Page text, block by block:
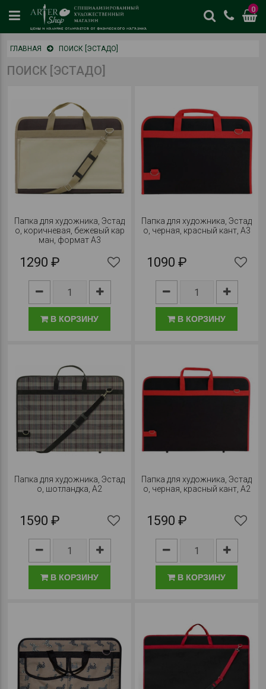
0
цены
магазина
ГЛАВНАЯ ПОИСК [ЭСТАДО]
ПОИСК [ЭСТАДО]
Папка для художника, Эстад
о, коричневая, бежевый кар
ман, формат А3
1290 ₽
В КОРЗИНУ
Папка для художника, Эстад
о, черная, красный кант, А3
1090 ₽
В КОРЗИНУ
Папка для художника, Эстад
о, шотландка, А2
1590 ₽
В КОРЗИНУ
Папка для художника, Эстад
о, черная, красный кант, А2
1590 ₽
В КОРЗИНУ